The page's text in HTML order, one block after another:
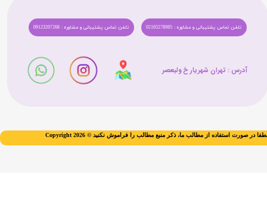
تلفن تماس پشتیبانی و مشاوره : 09123207268 تلفن تماس پشتیبانی و مشاوره : 02165278985
آدرس : تهران شهریار خ ولیعصر​​​​​​​